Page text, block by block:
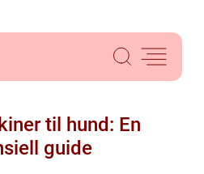
til hund: En
guide